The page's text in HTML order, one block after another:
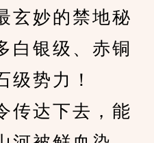
玄妙的禁地秘
白银级、赤铜
级势力！
达下去，能